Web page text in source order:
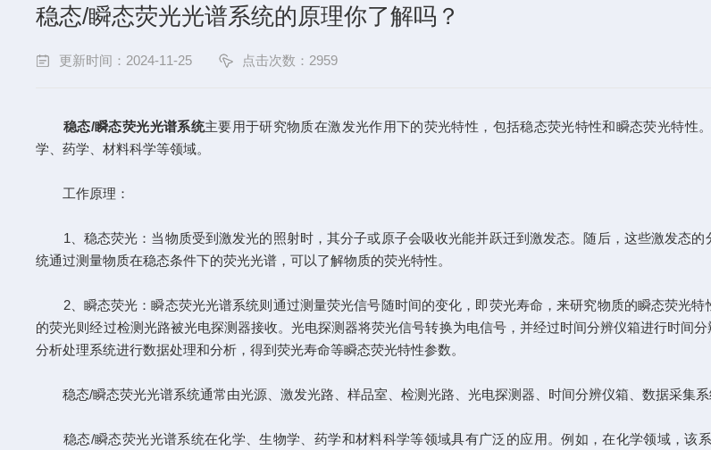
稳态/瞬态荧光光谱系统的原理你了解吗？
更新时间：2024-11-25 点击次数：2959
稳态/瞬态荧光光谱系统主要用于研究物质在激发光作用下的荧光特性，包括稳态荧光特性和瞬态荧光特
学、药学、材料科学等领域。
工作原理：
1、稳态荧光：当物质受到激发光的照射时，其分子或原子会吸收光能并跃迁到激发态。随后，这些激发态的
统通过测量物质在稳态条件下的荧光光谱，可以了解物质的荧光特性。
2、瞬态荧光：瞬态荧光光谱系统则通过测量荧光信号随时间的变化，即荧光寿命，来研究物质的瞬态荧光特
的荧光则经过检测光路被光电探测器接收。光电探测器将荧光信号转换为电信号，并经过时间分辨仪箱进行时间
分析处理系统进行数据处理和分析，得到荧光寿命等瞬态荧光特性参数。
稳态/瞬态荧光光谱系统通常由光源、激发光路、样品室、检测光路、光电探测器、时间分辨仪箱、数据采集系
稳态/瞬态荧光光谱系统在化学、生物学、药学和材料科学等领域具有广泛的应用。例如，在化学领域，该